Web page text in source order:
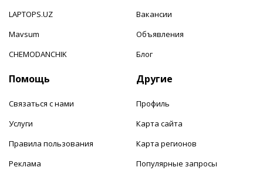
LAPTOPS.UZ
Mavsum
CHEMODANCHIK
Вакансии
Объявления
Блог
Помощь
Связаться с нами
Услуги
Правила пользования
Реклама
Другие
Профиль
Карта сайта
Карта регионов
Популярные запросы